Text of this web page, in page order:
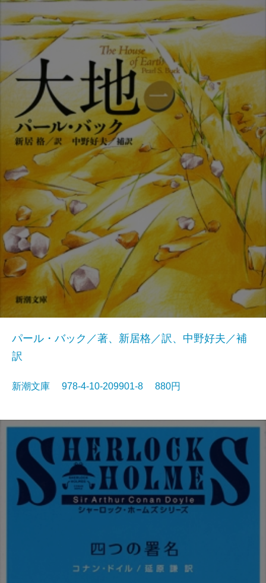
パール・バック／著、新居格／訳、中野好夫／補
訳
新潮文庫 978-4-10-209901-8 880円